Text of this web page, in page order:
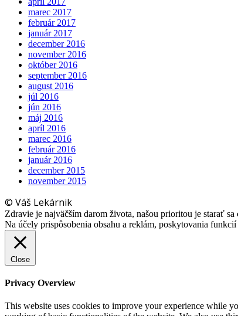
marec 2017
február 2017
január 2017
december 2016
november 2016
október 2016
september 2016
august 2016
júl 2016
jún 2016
máj 2016
apríl 2016
marec 2016
február 2016
január 2016
december 2015
november 2015
© Váš Lekárnik
Zdravie je najväčším darom života, našou prioritou je starať sa
Na účely prispôsobenia obsahu a reklám, poskytovania
Close
Privacy Overview
This website uses cookies to improve your experience while